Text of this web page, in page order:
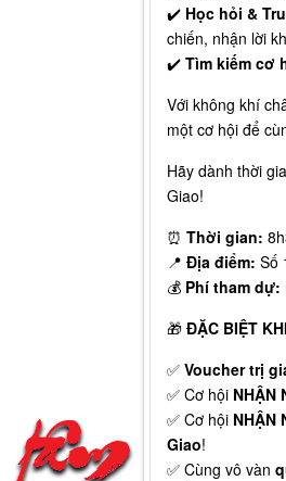
✔️ Học hỏi &
chiến, nhận lời
✔️ Tìm kiếm cơ
Với không khí
một cơ hội để
Hãy dành thời
Giao!
⏰ Thời gian:
📍 Địa điểm: Số
💰 Phí tham dự:
🎁 ĐẶC BIỆT
✅ Voucher trị
✅ Cơ hội NHẬN
✅ Cơ hội NHẬN
Giao!
✅ Cùng vô vàn